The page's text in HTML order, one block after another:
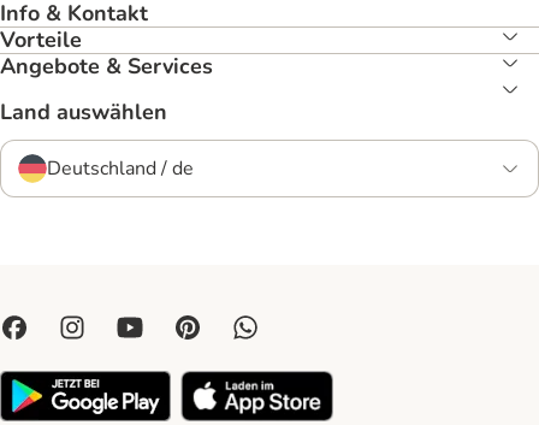
Info & Kontakt
Vorteile
Angebote & Services
Land auswählen
Deutschland / de